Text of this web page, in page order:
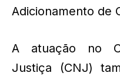
Adicionamento de
A atuação no
Justiça (CNJ)